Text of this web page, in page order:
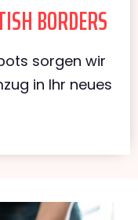
BORDERS
sorgen wir
in Ihr neues